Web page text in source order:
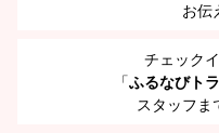
お伝
チェック
「ふるなびト
スタッフま